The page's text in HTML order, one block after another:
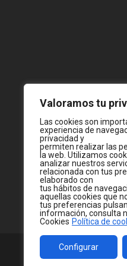
Valoramos tu
Las cookies son
experiencia de
privacidad y
permiten realizar las
la web. Utilizamos
analizar nuestros
relacionada con tus
elaborado con
tus hábitos de
aquellas cookies que
tus preferencias
información, consulta
Cookies Política de
Configurar
© 2026WWW.JC-